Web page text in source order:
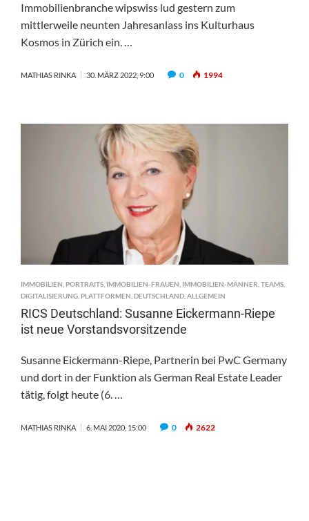
Immobilienbranche wipswiss lud gestern zum
mittlerweile neunten Jahresanlass ins Kulturhaus
Kosmos in Zürich ein. …
MATHIAS RINKA 30. MÄRZ 2022, 9:00 0 1994
IMMOBILIEN PORTRAITS IMMOBILIEN-FRAUEN IMMOBILIEN-MÄNNER TEAMS
DIGITALISIERUNG PLATTFORMEN DEUTSCHLAND ALLGEMEIN
RICS Deutschland: Susanne Eickermann-Riepe
ist neue Vorstandsvorsitzende
Susanne Eickermann-Riepe, Partnerin bei PwC Germany
und dort in der Funktion als German Real Estate Leader
tätig, folgt heute (6. …
MATHIAS RINKA 6. MAI 2020, 15:00 0 2622